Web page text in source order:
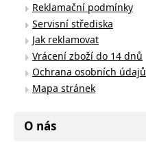
Reklamační podmínky
Servisní střediska
Jak reklamovat
Vrácení zboží do 14 dnů
Ochrana osobních údajů
Mapa stránek
O nás